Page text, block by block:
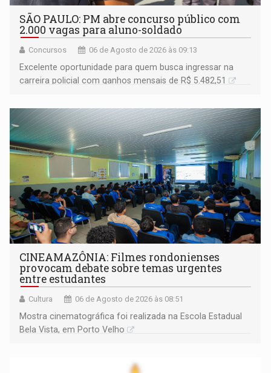
SÃO PAULO: PM abre concurso público com
2.000 vagas para aluno-soldado
Concursos 06 de Agosto de 2026 às 09:13
Excelente oportunidade para quem busca ingressar na
carreira policial com ganhos mensais de R$ 5.482,51
CINEAMAZÔNIA: Filmes rondonienses
provocam debate sobre temas urgentes
entre estudantes
Cultura 06 de Agosto de 2026 às 08:51
Mostra cinematográfica foi realizada na Escola Estadual
Bela Vista, em Porto Velho